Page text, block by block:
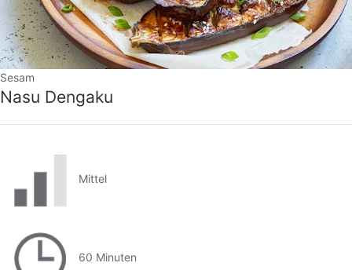
Sesam
Nasu Dengaku
Mittel
60 Minuten